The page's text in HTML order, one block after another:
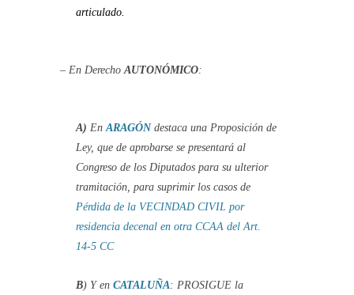
articulado.
– En DerechoAUTONÓMICO:
A) EnARAGÓNdestaca una Proposición de
Ley, que de aprobarse se presentará al
Congreso de los Diputados para su ulterior
tramitación, para suprimir los casos de
Pérdida de la VECINDAD CIVIL por
residencia decenal en otra CCAA del Art.
14-5 CC
B) Y en CATALUÑA: PROSIGUE la